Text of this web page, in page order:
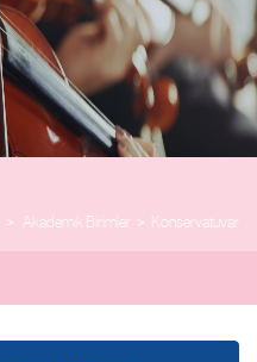
Akademik Birimler Konservatuvar